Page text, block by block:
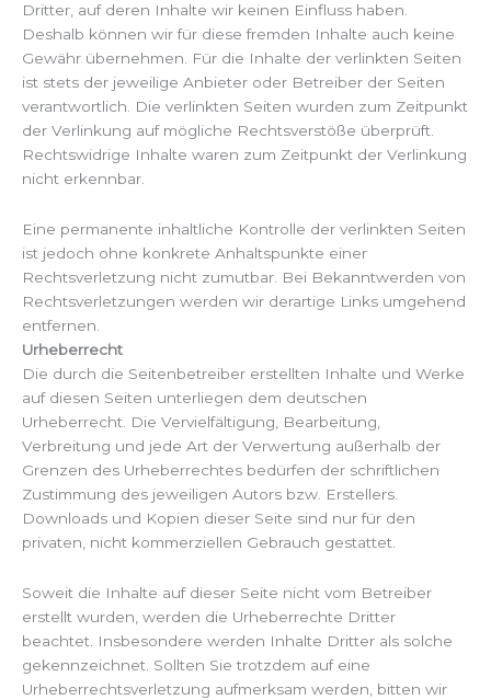
Dritter, auf deren Inhalte wir keinen Einfluss haben.
Deshalb können wir für diese fremden Inhalte auch keine
Gewähr übernehmen. Für die Inhalte der verlinkten Seiten
ist stets der jeweilige Anbieter oder Betreiber der Seiten
verantwortlich. Die verlinkten Seiten wurden zum Zeitpunkt
der Verlinkung auf mögliche Rechtsverstöße überprüft.
Rechtswidrige Inhalte waren zum Zeitpunkt der Verlinkung
nicht erkennbar.
Eine permanente inhaltliche Kontrolle der verlinkten Seiten
ist jedoch ohne konkrete Anhaltspunkte einer
Rechtsverletzung nicht zumutbar. Bei Bekanntwerden von
Rechtsverletzungen werden wir derartige Links umgehend
entfernen.
Urheberrecht
Die durch die Seitenbetreiber erstellten Inhalte und Werke
auf diesen Seiten unterliegen dem deutschen
Urheberrecht. Die Vervielfältigung, Bearbeitung,
Verbreitung und jede Art der Verwertung außerhalb der
Grenzen des Urheberrechtes bedürfen der schriftlichen
Zustimmung des jeweiligen Autors bzw. Erstellers.
Downloads und Kopien dieser Seite sind nur für den
privaten, nicht kommerziellen Gebrauch gestattet.
Soweit die Inhalte auf dieser Seite nicht vom Betreiber
erstellt wurden, werden die Urheberrechte Dritter
beachtet. Insbesondere werden Inhalte Dritter als solche
gekennzeichnet. Sollten Sie trotzdem auf eine
Urheberrechtsverletzung aufmerksam werden, bitten wir